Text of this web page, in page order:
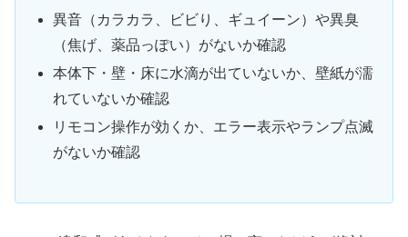
異音（カラカラ、ビビり、ギュイーン）や異臭
（焦げ、薬品っぽい）がないか確認
本体下・壁・床に水滴が出ていないか、壁紙が濡
れていないか確認
リモコン操作が効くか、エラー表示やランプ点滅
がないか確認